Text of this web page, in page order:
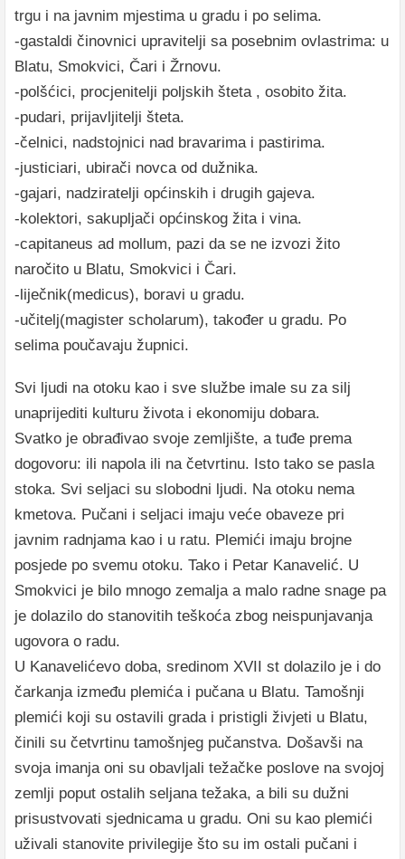
trgu i na javnim mjestima u gradu i po selima.
-gastaldi činovnici upravitelji sa posebnim ovlastrima: u
Blatu, Smokvici, Čari i Žrnovu.
-polšćici, procjenitelji poljskih šteta , osobito žita.
-pudari, prijavljitelji šteta.
-čelnici, nadstojnici nad bravarima i pastirima.
-justiciari, ubirači novca od dužnika.
-gajari, nadziratelji općinskih i drugih gajeva.
-kolektori, sakupljači općinskog žita i vina.
-capitaneus ad mollum, pazi da se ne izvozi žito
naročito u Blatu, Smokvici i Čari.
-liječnik(medicus), boravi u gradu.
-učitelj(magister scholarum), također u gradu. Po
selima poučavaju župnici.
Svi ljudi na otoku kao i sve službe imale su za silj
unaprijediti kulturu života i ekonomiju dobara.
Svatko je obrađivao svoje zemljište, a tuđe prema
dogovoru: ili napola ili na četvrtinu. Isto tako se pasla
stoka. Svi seljaci su slobodni ljudi. Na otoku nema
kmetova. Pučani i seljaci imaju veće obaveze pri
javnim radnjama kao i u ratu. Plemići imaju brojne
posjede po svemu otoku. Tako i Petar Kanavelić. U
Smokvici je bilo mnogo zemalja a malo radne snage pa
je dolazilo do stanovitih teškoća zbog neispunjavanja
ugovora o radu.
U Kanavelićevo doba, sredinom XVII st dolazilo je i do
čarkanja između plemića i pučana u Blatu. Tamošnji
plemići koji su ostavili grada i pristigli živjeti u Blatu,
činili su četvrtinu tamošnjeg pučanstva. Došavši na
svoja imanja oni su obavljali težačke poslove na svojoj
zemlji poput ostalih seljana težaka, a bili su dužni
prisustvovati sjednicama u gradu. Oni su kao plemići
uživali stanovite privilegije što su im ostali pučani i